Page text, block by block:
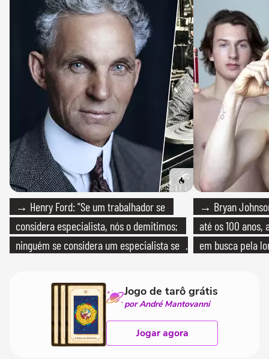
→ Henry Ford: "Se um trabalhador se
considera especialista, nós o demitimos;
ninguém se considera um especialista se
→ Bryan
até os 100
em busca pela
Jogo de tarô grátis
por André Mantovanni
Jogar agora